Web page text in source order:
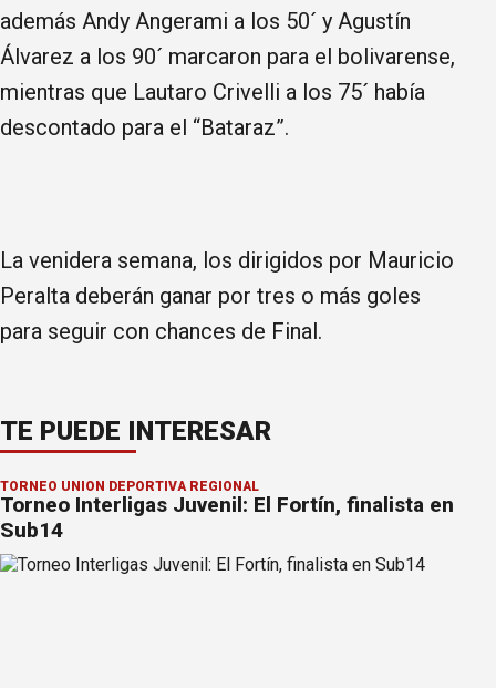
además Andy Angerami a los 50´ y Agustín
Álvarez a los 90´ marcaron para el bolivarense,
mientras que Lautaro Crivelli a los 75´ había
descontado para el “Bataraz”.
La venidera semana, los dirigidos por Mauricio
Peralta deberán ganar por tres o más goles
para seguir con chances de Final.
TE PUEDE INTERESAR
TORNEO UNIÓN DEPORTIVA REGIONAL
Torneo Interligas Juvenil: El Fortín, finalista en
Sub14